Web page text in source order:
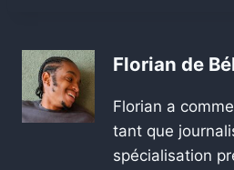
Florian de
Florian a
tant que
spécialisation